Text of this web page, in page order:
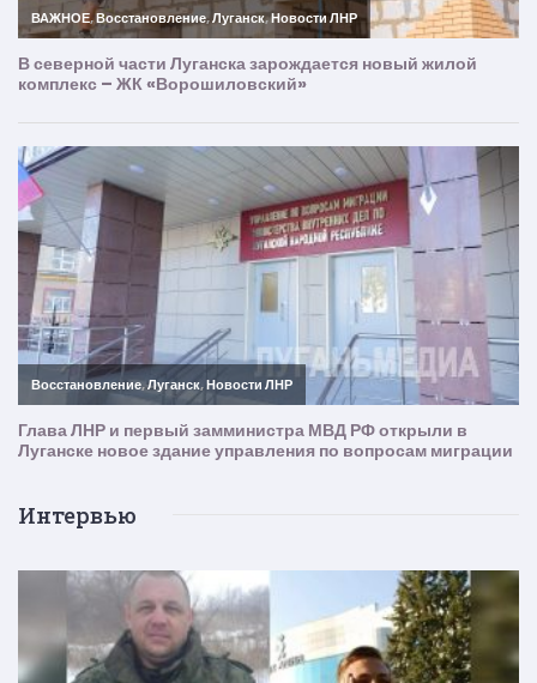
Интервью